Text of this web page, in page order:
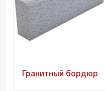
Гранитный бордюр